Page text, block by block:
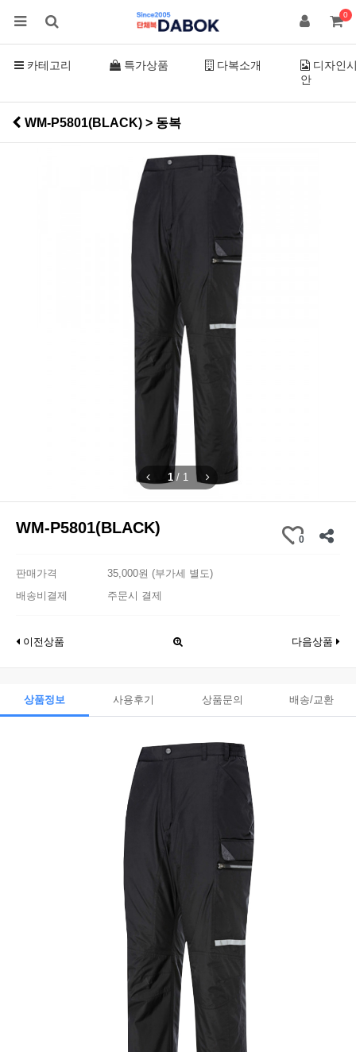
0
카테고리 특가상품 다복소개
디자인
안
WM-P5801(BLACK) > 동복
1/ 1
WM-P5801(BLACK)
0
판매가격
35,000원 (부가세 별도)
배송비결제
주문시 결제
이전상품 다음상품
상품정보 사용후기 상품문의 배송/교환